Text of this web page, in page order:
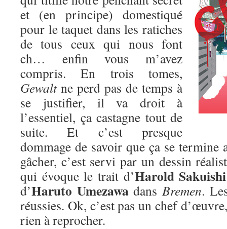
et (en principe) domestiqué
pour le taquet dans les ratiches
de tous ceux qui nous font
ch… enfin vous m’avez
compris. En trois tomes,
Gewaltne perd pas de temps à
se justifier, il va droit à
l’essentiel, ça castagne tout de
suite. Et c’est presque
dommage de savoir que ça se
gâcher, c’est servi par un dessin
qui évoque le trait d’Harold Sakuishi
d’Haruto UmezawadansBremen.
réussies. Ok, c’est pas un chef
rien à reprocher.